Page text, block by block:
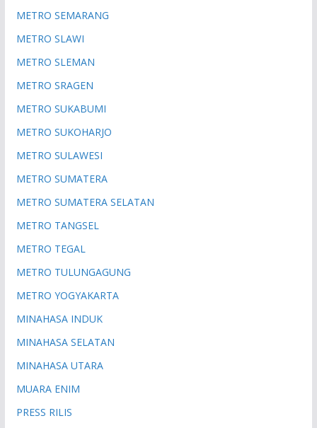
METRO SEMARANG
METRO SLAWI
METRO SLEMAN
METRO SRAGEN
METRO SUKABUMI
METRO SUKOHARJO
METRO SULAWESI
METRO SUMATERA
METRO SUMATERA SELATAN
METRO TANGSEL
METRO TEGAL
METRO TULUNGAGUNG
METRO YOGYAKARTA
MINAHASA INDUK
MINAHASA SELATAN
MINAHASA UTARA
MUARA ENIM
PRESS RILIS